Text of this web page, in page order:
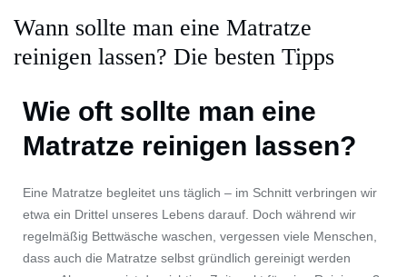
Wann sollte man eine Matratze
reinigen lassen? Die besten Tipps
Wie oft sollte man eine
Matratze reinigen lassen?
Eine Matratze begleitet uns täglich – im Schnitt verbringen wir
etwa ein Drittel unseres Lebens darauf. Doch während wir
regelmäßig Bettwäsche waschen, vergessen viele Menschen,
dass auch die Matratze selbst gründlich gereinigt werden